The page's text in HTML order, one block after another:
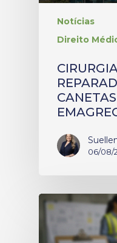
Notícias
Direito
CANETAS
06/08/